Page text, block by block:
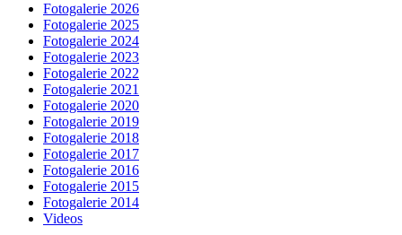
Fotogalerie 2026
Fotogalerie 2025
Fotogalerie 2024
Fotogalerie 2023
Fotogalerie 2022
Fotogalerie 2021
Fotogalerie 2020
Fotogalerie 2019
Fotogalerie 2018
Fotogalerie 2017
Fotogalerie 2016
Fotogalerie 2015
Fotogalerie 2014
Videos